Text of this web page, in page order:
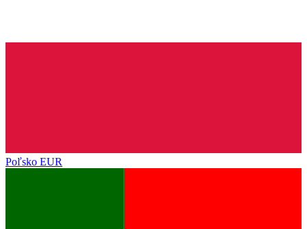
Poľsko EUR